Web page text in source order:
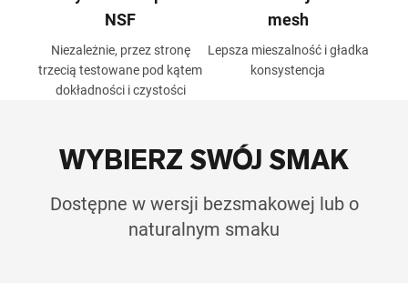
NSF
Niezależnie, przez stronę
trzecią testowane pod kątem
dokładności i czystości
mesh
Lepsza mieszalność i gładka
konsystencja
WYBIERZ SWÓJ SMAK
Dostępne w wersji bezsmakowej lub o
naturalnym smaku